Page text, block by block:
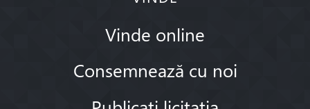
Vinde online
Consemnează cu noi